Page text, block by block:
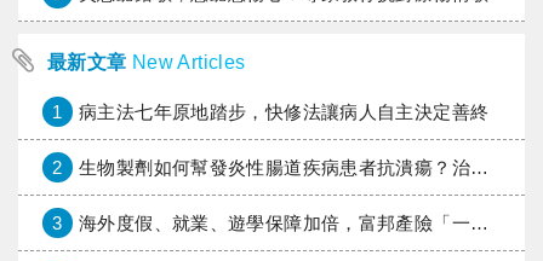
最新文章 New Articles
1 病主法七年原地踏步，快修法讓病人自主決定善終
2 生物製劑如何幫發炎性腸道疾病患者抗潰瘍？治療進展與健保給付困境一次看
3 海外度假、就業、遊學保障加倍，富邦產險「一期逐夢」專案加碼遠距醫療與緊急救援